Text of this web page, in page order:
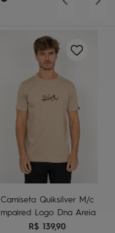
Camiseta Quiksilver M/c
Logo Dna Areia
R$ 139,90